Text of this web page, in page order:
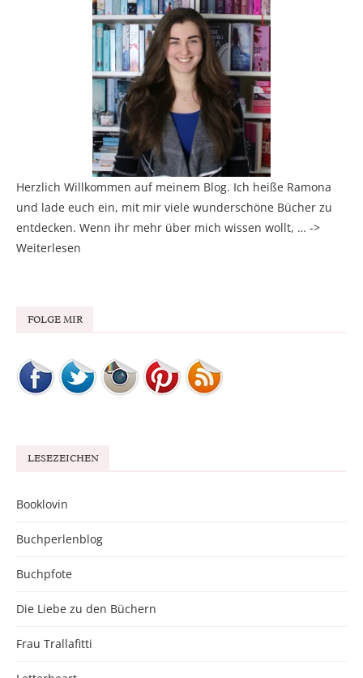
Herzlich Willkommen auf meinem Blog. Ich heiße Ramona
und lade euch ein, mit mir viele wunderschöne Bücher zu
entdecken. Wenn ihr mehr über mich wissen wollt, … ->
Weiterlesen
FOLGE MIR
LESEZEICHEN
Booklovin
Buchperlenblog
Buchpfote
Die Liebe zu den Büchern
Frau Trallafitti